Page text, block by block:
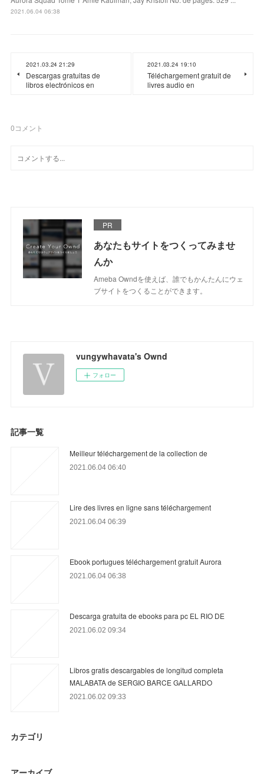
2021.06.04 06:38
2021.03.24 21:29
Descargas gratuitas de
libros electrónicos en
2021.03.24 19:10
Téléchargement gratuit de
livres audio en
0コメント
PR
あなたもサイトをつくってみませ
んか
Ameba Owndを使えば、誰でもかんたんにウェ
ブサイトをつくることができます。
vungywhavata's Ownd
フォロー
記事一覧
Meilleur téléchargement de la collection de
2021.06.04 06:40
Lire des livres en ligne sans téléchargement
2021.06.04 06:39
Ebook portugues téléchargement gratuit Aurora
2021.06.04 06:38
Descarga gratuita de ebooks para pc EL RIO DE
2021.06.02 09:34
Libros gratis descargables de longitud completa
MALABATA de SERGIO BARCE GALLARDO
2021.06.02 09:33
カテゴリ